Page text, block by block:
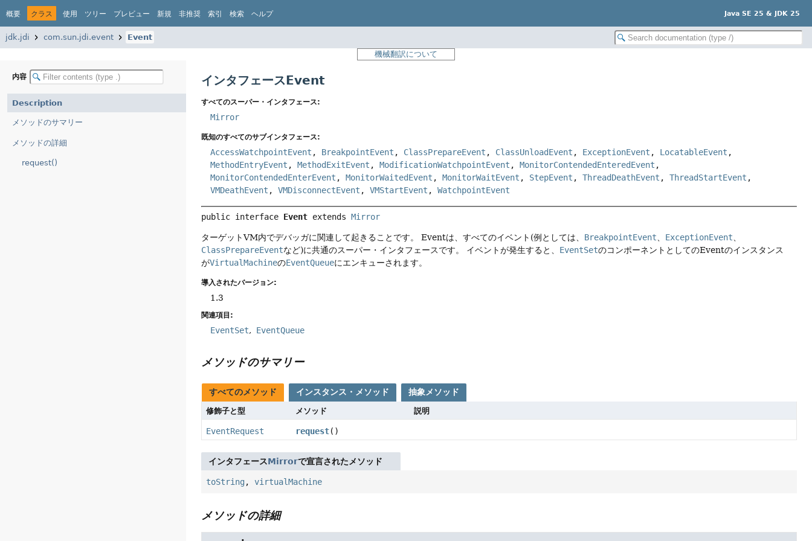
概要 クラス 使用 ツリー プレビュー 新規 非推奨 索引 検索 ヘルプ Java SE 25 & JDK 25
jdk.jdi com.sun.jdi.event
Event
機械翻訳について
内容
Description
メソッドのサマリー
メソッドの詳細
request()
インタフェースEvent
すべてのスーパー・インタフェース:
Mirror
既知のすべてのサブインタフェース:
AccessWatchpointEvent , BreakpointEvent , ClassPrepareEvent , ClassUnloadEvent , ExceptionEvent , LocatableEvent ,
MethodEntryEvent ,MethodExitEvent ,ModificationWatchpointEvent ,MonitorContendedEnteredEvent ,
MonitorContendedEnterEvent ,MonitorWaitedEvent ,MonitorWaitEvent , StepEvent ,ThreadDeathEvent ,ThreadStartEvent ,
VMDeathEvent ,VMDisconnectEvent ,VMStartEvent ,WatchpointEvent
public interface Event extends Mirror
ターゲットVM内でデバッガに関連して起きることです。 Eventは、すべてのイベント(例としては、 BreakpointEvent ExceptionEvent
ClassPrepareEventなど)に共通のスーパー・インタフェースです。 イベントが発生すると、 EventSetのコンポーネントとしてのEventのインスタンス
がVirtualMachineのEventQueueにエンキューされます。
導入されたバージョン:
1.3
関連項目:
EventSet EventQueue
メソッドのサマリー
すべてのメソッド インスタンス・メソッド 抽象メソッド
修飾子と型 メソッド 説明
EventRequest request()
インタフェースMirrorで宣言されたメソッド
toString ,virtualMachine
メソッドの詳細